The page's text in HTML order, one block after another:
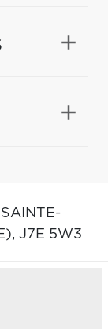
SAINTE-
J7E 5W3